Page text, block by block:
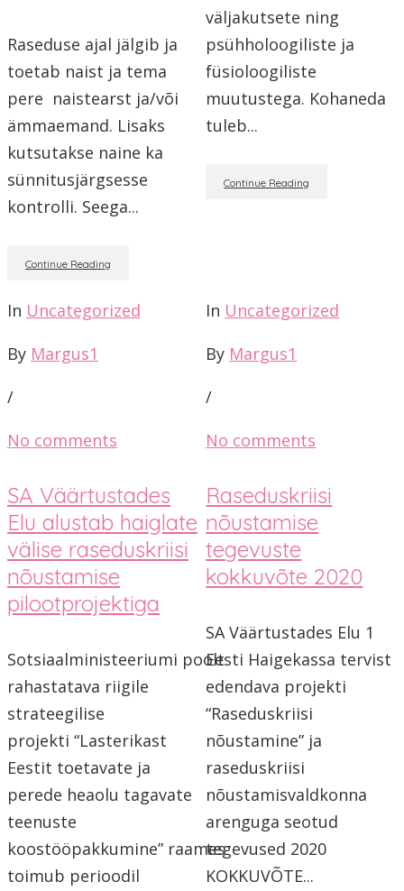
Raseduse ajal jälgib ja
toetab naist ja tema
pere naistearst ja/või
ämmaemand. Lisaks
kutsutakse naine ka
sünnitusjärgsesse
kontrolli. Seega...
Continue Reading
väljakutsete ning
psühholoogiliste ja
füsioloogiliste
muutustega. Kohaneda
tuleb...
Continue Reading
In Uncategorized
By Margus1
/
No comments
SA Väärtustades
Elu alustab haiglate
välise raseduskriisi
nõustamise
pilootprojektiga
Sotsiaalministeeriumi poolt
rahastatava riigile
strateegilise
projekti “Lasterikast
Eestit toetavate ja
perede heaolu tagavate
teenuste
koostööpakkumine” raames
toimub perioodil
In Uncategorized
By Margus1
/
No comments
Raseduskriisi
nõustamise
tegevuste
kokkuvõte 2020
SA Väärtustades Elu 1
Eesti Haigekassa tervist
edendava projekti
“Raseduskriisi
nõustamine” ja
raseduskriisi
nõustamisvaldkonna
arenguga seotud
tegevused 2020
KOKKUVÕTE...